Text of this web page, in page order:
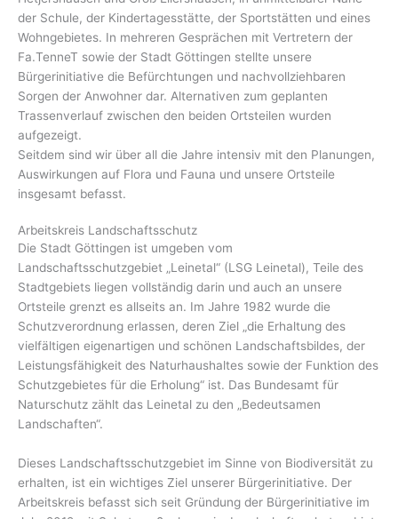
der Schule, der Kindertagesstätte, der Sportstätten und eines
Wohngebietes. In mehreren Gesprächen mit Vertretern der
Fa.TenneT sowie der Stadt Göttingen stellte unsere
Bürgerinitiative die Befürchtungen und nachvollziehbaren
Sorgen der Anwohner dar. Alternativen zum geplanten
Trassenverlauf zwischen den beiden Ortsteilen wurden
aufgezeigt.
Seitdem sind wir über all die Jahre intensiv mit den Planungen,
Auswirkungen auf Flora und Fauna und unsere Ortsteile
insgesamt befasst.
Arbeitskreis Landschaftsschutz
Die Stadt Göttingen ist umgeben vom
Landschaftsschutzgebiet „Leinetal“ (LSG Leinetal), Teile des
Stadtgebiets liegen vollständig darin und auch an unsere
Ortsteile grenzt es allseits an. Im Jahre 1982 wurde die
Schutzverordnung erlassen, deren Ziel „die Erhaltung des
vielfältigen eigenartigen und schönen Landschaftsbildes, der
Leistungsfähigkeit des Naturhaushaltes sowie der Funktion des
Schutzgebietes für die Erholung“ ist. Das Bundesamt für
Naturschutz zählt das Leinetal zu den „Bedeutsamen
Landschaften“.
Dieses Landschaftsschutzgebiet im Sinne von Biodiversität zu
erhalten, ist ein wichtiges Ziel unserer Bürgerinitiative. Der
Arbeitskreis befasst sich seit Gründung der Bürgerinitiative im